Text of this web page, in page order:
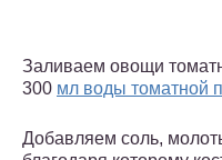
Заливаем овощи
300 мл воды томатной
Добавляем соль,